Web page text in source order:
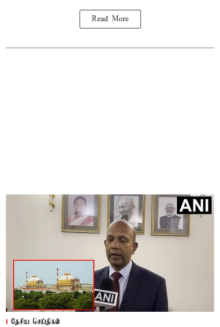
Read More
தேசிய செய்திகள்